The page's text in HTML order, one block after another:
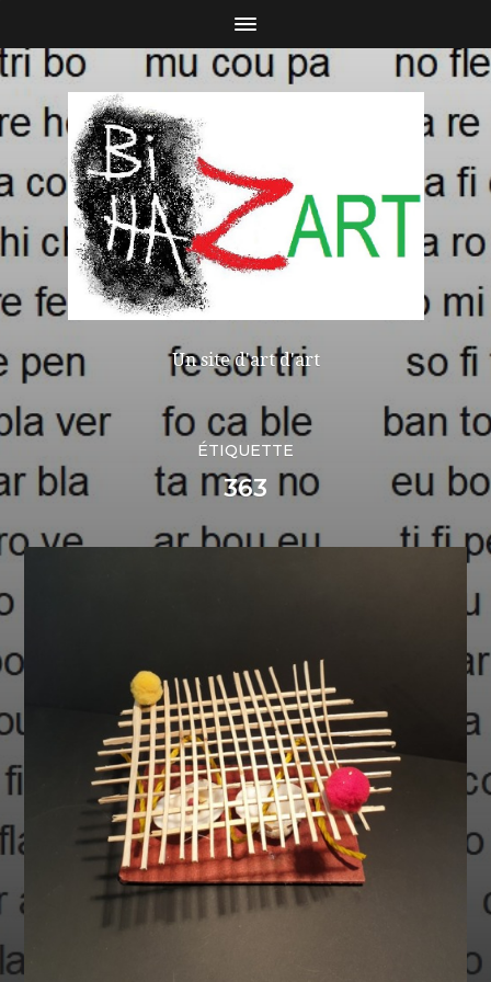
Un site d'art d'art
ÉTIQUETTE
363